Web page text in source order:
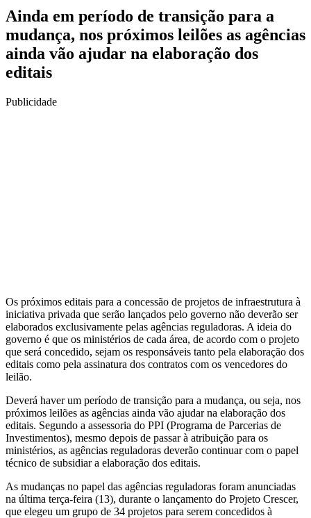
Ainda em período de transição para a
mudança, nos próximos leilões as agências
ainda vão ajudar na elaboração dos
editais
Publicidade
Os próximos editais para a concessão de projetos de infraestrutura à
iniciativa privada que serão lançados pelo governo não deverão ser
elaborados exclusivamente pelas agências reguladoras. A ideia do
governo é que os ministérios de cada área, de acordo com o projeto
que será concedido, sejam os responsáveis tanto pela elaboração dos
editais como pela assinatura dos contratos com os vencedores do
leilão.
Deverá haver um período de transição para a mudança, ou seja, nos
próximos leilões as agências ainda vão ajudar na elaboração dos
editais. Segundo a assessoria do PPI (Programa de Parcerias de
Investimentos), mesmo depois de passar à atribuição para os
ministérios, as agências reguladoras deverão continuar com o papel
técnico de subsidiar a elaboração dos editais.
As mudanças no papel das agências reguladoras foram anunciadas
na última terça-feira (13), durante o lançamento do Projeto Crescer,
que elegeu um grupo de 34 projetos para serem concedidos à